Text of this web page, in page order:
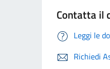
Contatta il
Leggi le
Richiedi